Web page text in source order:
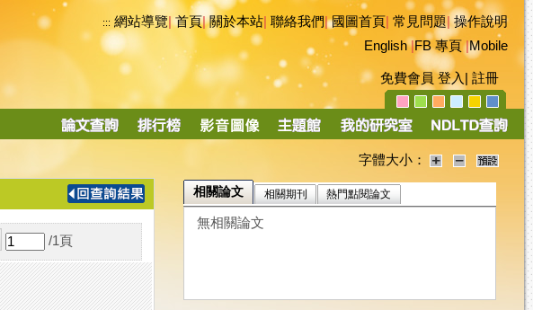
::: 網站導覽|首頁|關於本站 聯絡我們|國圖首頁 常見問題|操作說明
English|FB 專頁|Mobile
免費會員 登入 註冊
導
字體大小：
/1 頁
相關論文 相關期刊 熱門點閱論文
無相關論文